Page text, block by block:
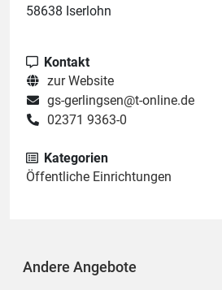
58638 Iserlohn
Kontakt
zur Website
gs-gerlingsen@t-online.de
02371 9363-0
Kategorien
Öffentliche Einrichtungen
Andere Angebote